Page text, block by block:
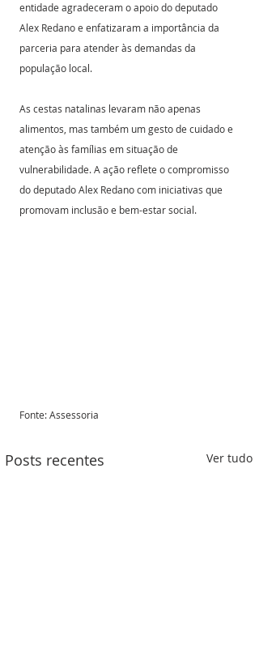
entidade agradeceram o apoio do deputado
Alex Redano e enfatizaram a importância da
parceria para atender às demandas da
população local.
As cestas natalinas levaram não apenas
alimentos, mas também um gesto de cuidado e
atenção às famílias em situação de
vulnerabilidade. A ação reflete o compromisso
do deputado Alex Redano com iniciativas que
promovam inclusão e bem-estar social.
Fonte: Assessoria
Posts recentes Ver tudo